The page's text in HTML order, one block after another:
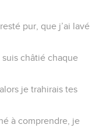
pur, que j’ai lavé
châtié chaque
je trahirais tes
à comprendre, je